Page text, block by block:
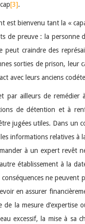
[3].
est bienvenu tant la «
de preuve : la
peut craindre des
sorties de prison, leur
avec leurs anciens
par ailleurs de remédier
de détention et à
jugées utiles. Dans un
informations relatives à
à un expert revêt
établissement à la
ne peuvent
en assurer
de la mesure
excessif, la mise à sa